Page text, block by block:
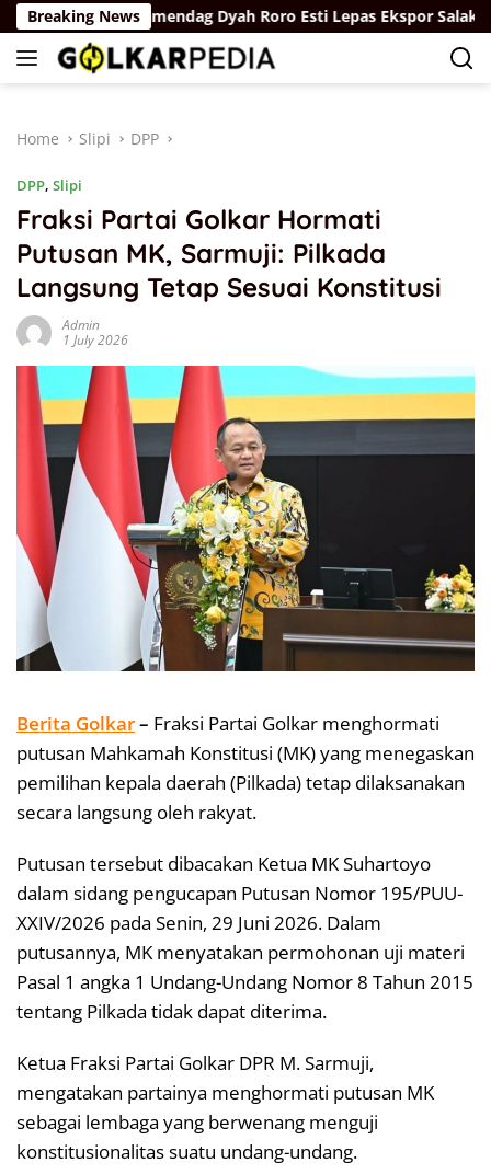
Skip
to
content
Breaking NewsWamendag Dyah Roro Esti Lepas Ekspor Salak Bali
Home Slipi DPP
DPP, Slipi
Fraksi Partai Golkar Hormati
Putusan MK, Sarmuji: Pilkada
Langsung Tetap Sesuai Konstitusi
Admin
1 July 2026
Berita Golkar– Fraksi Partai Golkar menghormati
putusan Mahkamah Konstitusi (MK) yang menegaskan
pemilihan kepala daerah (Pilkada) tetap dilaksanakan
secara langsung oleh rakyat.
Putusan tersebut dibacakan Ketua MK Suhartoyo
dalam sidang pengucapan Putusan Nomor 195/PUU-
XXIV/2026 pada Senin, 29 Juni 2026. Dalam
putusannya, MK menyatakan permohonan uji materi
Pasal 1 angka 1 Undang-Undang Nomor 8 Tahun 2015
tentang Pilkada tidak dapat diterima.
Ketua Fraksi Partai Golkar DPR M. Sarmuji,
mengatakan partainya menghormati putusan MK
sebagai lembaga yang berwenang menguji
konstitusionalitas suatu undang-undang.